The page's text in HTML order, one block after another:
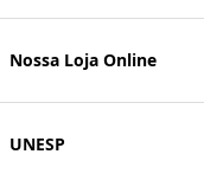
Nossa Loja Online
UNESP